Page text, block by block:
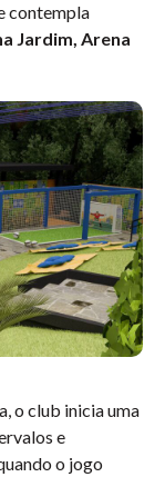
contempla
Jardim, Arena
o club inicia uma
e
o jogo